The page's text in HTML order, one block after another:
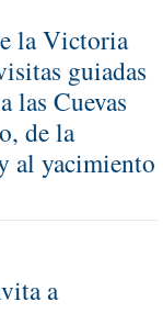
la Victoria
guiadas
las Cuevas
de la
al yacimiento
a